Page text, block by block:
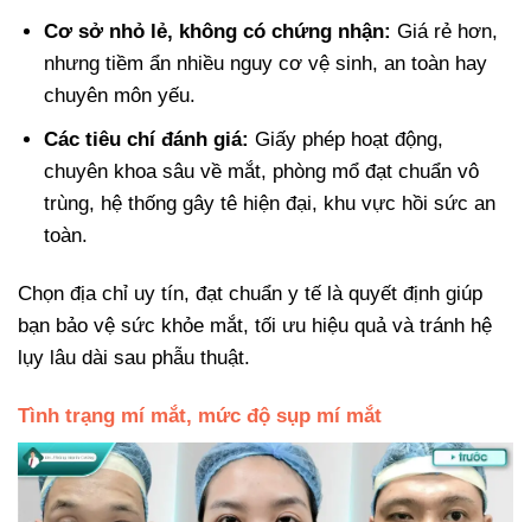
Cơ sở nhỏ lẻ, không có chứng nhận: Giá rẻ hơn,
nhưng tiềm ẩn nhiều nguy cơ vệ sinh, an toàn hay
chuyên môn yếu.
Các tiêu chí đánh giá: Giấy phép hoạt động,
chuyên khoa sâu về mắt, phòng mổ đạt chuẩn vô
trùng, hệ thống gây tê hiện đại, khu vực hồi sức an
toàn.
Chọn địa chỉ uy tín, đạt chuẩn y tế là quyết định giúp
bạn bảo vệ sức khỏe mắt, tối ưu hiệu quả và tránh hệ
lụy lâu dài sau phẫu thuật.
Tình trạng mí mắt, mức độ sụp mí mắt